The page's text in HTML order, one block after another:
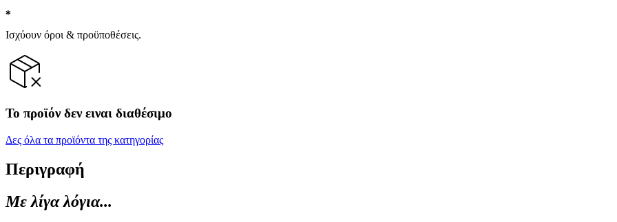
Ισχύουν όροι & προϋποθέσεις.
Το προϊόν δεν ειναι διαθέσιμο
Δες όλα τα προϊόντα της κατηγορίας
Περιγραφή
Με λίγα λόγια...